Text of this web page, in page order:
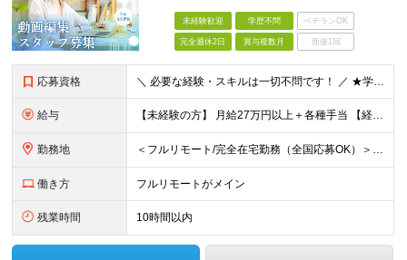
未経験歓迎 学歴不問 ベテランOK
完全週休2日 賞与複数月 面接1回
応募資格 ＼ 必要な経験・スキルは一切不問です！ ／ ★学歴・職歴はまったく気にしません！ ★正社員デビューの方、第二新卒の方も大歓迎です！
給与 【未経験の方】 月給27万円以上＋各種手当 【経験3年以上の方】 月給30万円以上＋各種手当 ※経験・スキル・年齢を考慮の上、決定します ※試用期間中（2〜3ヶ月）も同条件 ※残業代は全額別途支給
勤務地 ＜フルリモート/完全在宅勤務（全国応募OK）＞ ★自宅/カフェなど、あなたが働きやすい場所で働けます ★転居を伴う転勤はありません ★全国47都道府県どこからでも応募OK ■本社 東京都新宿区山吹町
働き方 フルリモートがメイン
残業時間 10時間以内